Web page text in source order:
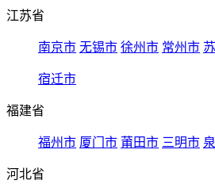
江苏省
南京市 无锡市 徐州市 常州市
宿迁市
福建省
福州市 厦门市 莆田市 三明市
河北省